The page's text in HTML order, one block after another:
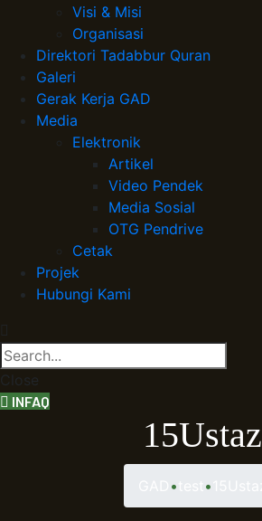
Visi & Misi
Organisasi
Direktori Tadabbur Quran
Galeri
Gerak Kerja GAD
Media
Elektronik
Artikel
Video Pendek
Media Sosial
OTG Pendrive
Cetak
Projek
Hubungi Kami
Close
INFAQ
15Ustaz
• •